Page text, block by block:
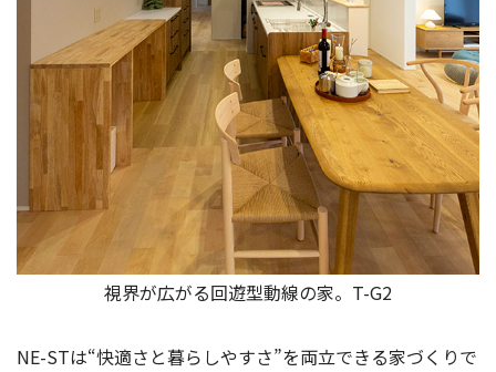
視界が広がる回遊型動線の家。T-G2
NE-STは“快適さと暮らしやすさ”を両立できる家づくりで